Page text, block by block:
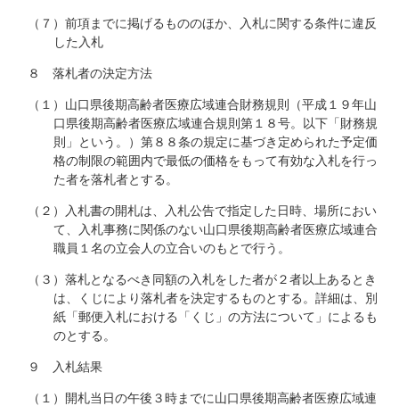
（７）前項までに掲げるもののほか、入札に関する条件に違反
した入札
８ 落札者の決定方法
（１）山口県後期高齢者医療広域連合財務規則（平成１９年山
口県後期高齢者医療広域連合規則第１８号。以下「財務規
則」という。）第８８条の規定に基づき定められた予定価
格の制限の範囲内で最低の価格をもって有効な入札を行っ
た者を落札者とする。
（２）入札書の開札は、入札公告で指定した日時、場所におい
て、入札事務に関係のない山口県後期高齢者医療広域連合
職員１名の立会人の立合いのもとで行う。
（３）落札となるべき同額の入札をした者が２者以上あるとき
は、くじにより落札者を決定するものとする。詳細は、別
紙「郵便入札における「くじ」の方法について」によるも
のとする。
９ 入札結果
（１）開札当日の午後３時までに山口県後期高齢者医療広域連